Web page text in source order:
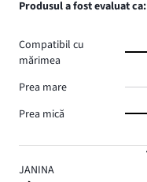
3
JANINA
Produsul a fost evaluat ca:
Compatibil cu
mărimea
Prea mare
Prea mică